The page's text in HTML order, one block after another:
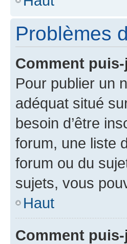
Problèmes
Comment
Pour publier un
adéquat situé
besoin d’être
forum, une liste
forum ou du
sujets, vous
Haut
Comment